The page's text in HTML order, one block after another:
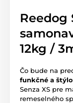
Reedog
12kg /
Čo bude na
funkčné a
Senza XS pre
remeselného